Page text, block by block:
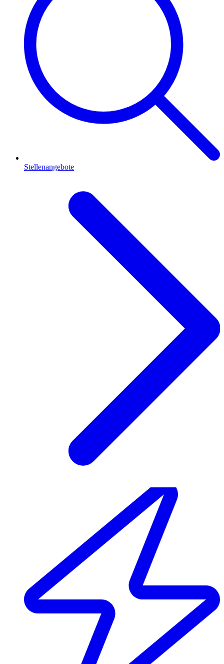
Stellenangebote